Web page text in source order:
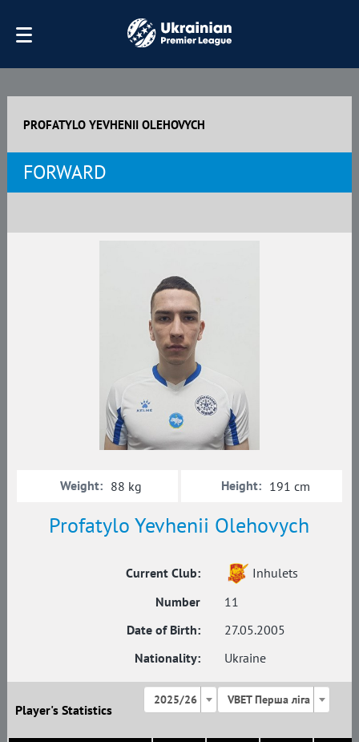
PROFATYLO YEVHENII OLEHOVYCH
FORWARD
Profatylo Yevhenii Olehovych
Current Club:
Inhulets
Number
11
Date of Birth:
27.05.2005
Nationality:
Ukraine
Weight: 88 kg Height: 191 cm
Player's Statistics
2025/26 VBET Перша ліга